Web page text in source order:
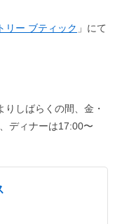
リー ブティック 」にて
しばらくの間、金・
ディナーは17:00〜